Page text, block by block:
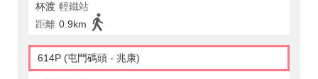
杯渡 輕鐵站
距離 0.9km
614P (屯門碼頭 - 兆康)